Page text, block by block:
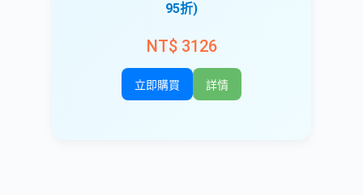
95折)
NT$ 3126
立即購買 詳情